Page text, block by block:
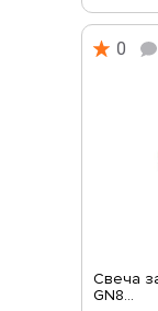
0
Свеча
GN8...